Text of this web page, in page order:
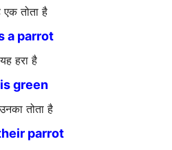
एक तोता है
a parrot
यह हरा है
green
तोता है
parrot